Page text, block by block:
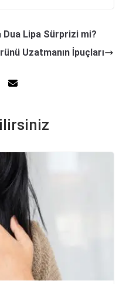
Dua Lipa Sürprizi mi?
Uzatmanın İpuçları